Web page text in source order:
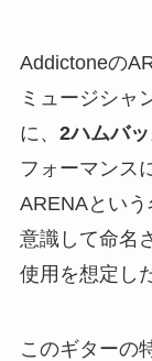
Addictoneの
ミュージシャ
に、 2ハムバ
フォーマンス
ARENAとい
意識して命名
使用を想定し
このギターの